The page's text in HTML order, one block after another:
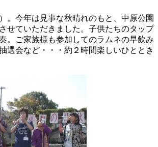
。今年は見事な秋晴れのもと、中原公園
せていただきました。子供たちのタップ
。ご家族様も参加してのラムネの早飲み
選会など・・・約２時間楽しいひととき